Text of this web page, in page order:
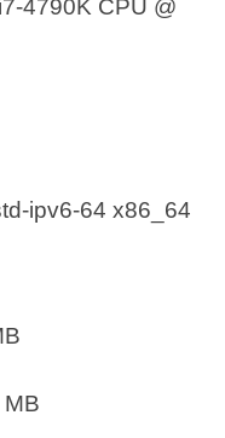
4790K CPU @
ipv6-64 x86_64